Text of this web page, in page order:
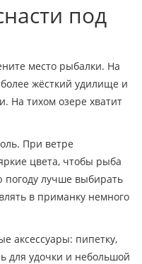
под
место рыбалки. На
жёсткий удилище и
На тихом озере хватит
При ветре
цвета, чтобы рыба
лучше выбирать
в приманку немного
аксессуары: пипетку,
для удочки и небольшой